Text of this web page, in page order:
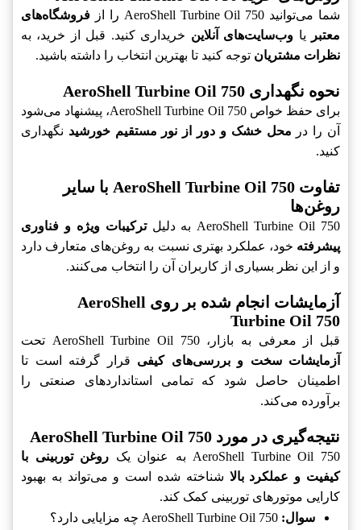
شما می‌توانید AeroShell Turbine Oil 750 را از
فروشگاه‌های
معتبر
یا وب‌سایت‌های آنلاین خریداری کنید. قبل از خرید، به
نظرات مشتریان توجه کنید تا بهترین انتخاب را داشته باشید.
نحوه نگهداری AeroShell Turbine Oil 750
برای حفظ خواص AeroShell Turbine Oil 750، پیشنهاد می‌شود
آن را در محل خشک و دور از نور مستقیم خورشید نگهداری
کنید.
تفاوت AeroShell Turbine Oil 750 با سایر
روغن‌ها
AeroShell Turbine Oil 750 به دلیل
ترکیبات ویژه و فناوری
پیشرفته خود، عملکرد بهتری نسبت به روغن‌های متعارف دارد
و از این نظر بسیاری از کاربران آن را انتخاب می‌کنند.
آزمایشات انجام شده بر روی AeroShell
Turbine Oil 750
قبل از معرفی به بازار، AeroShell Turbine Oil 750 تحت
آزمایشات سخت و بررسی‌های کیفی قرار گرفته است تا
اطمینان حاصل شود که تمامی استانداردهای صنعتی را
برآورده می‌کند.
نتیجه‌گیری در مورد AeroShell Turbine Oil 750
AeroShell Turbine Oil 750 به عنوان یک
روغن توربینی با
کیفیت و عملکرد بالا شناخته شده است و می‌تواند به بهبود
کارایی موتورهای توربینی کمک کند.
سوال: